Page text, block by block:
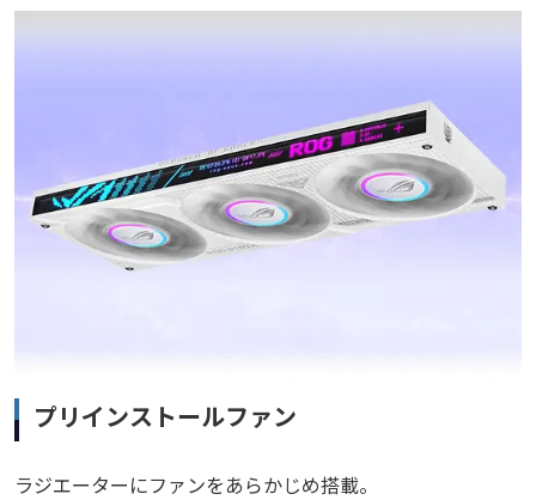
プリインストールファン
ラジエーターにファンをあらかじめ搭載。